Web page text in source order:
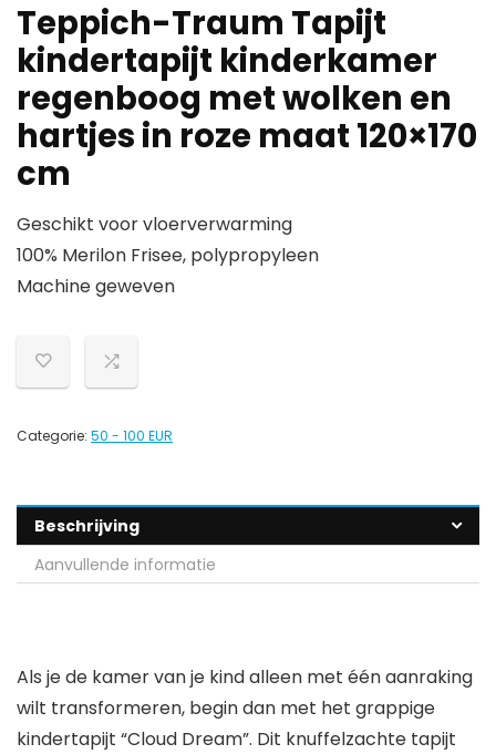
Teppich-Traum Tapijt
kindertapijt kinderkamer
regenboog met wolken en
hartjes in roze maat 120×170
cm
Geschikt voor vloerverwarming
100% Merilon Frisee, polypropyleen
Machine geweven
Categorie: 50 - 100 EUR
Beschrijving
Aanvullende informatie
Als je de kamer van je kind alleen met één aanraking
wilt transformeren, begin dan met het grappige
kindertapijt “Cloud Dream”. Dit knuffelzachte tapijt